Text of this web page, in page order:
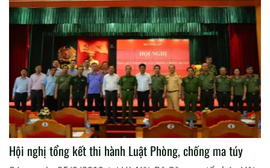
Hội nghị tổng kết thi hành Luật Phòng, chống ma túy